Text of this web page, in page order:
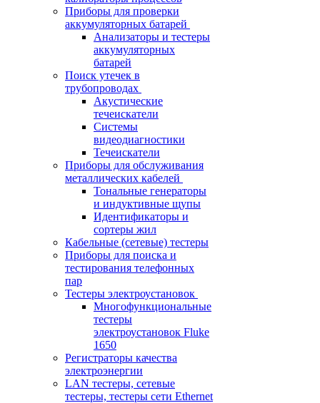
Приборы для проверки
аккумуляторных батарей
Анализаторы и тестеры
аккумуляторных
батарей
Поиск утечек в
трубопроводах
Акустические
течеискатели
Системы
видеодиагностики
Течеискатели
Приборы для обслуживания
металлических кабелей
Тональные генераторы
и индуктивные щупы
Идентификаторы и
сортеры жил
Кабельные (сетевые) тестеры
Приборы для поиска и
тестирования телефонных
пар
Тестеры электроустановок
Многофункциональные
тестеры
электроустановок Fluke
1650
Регистраторы качества
электроэнергии
LAN тестеры, сетевые
тестеры, тестеры сети Ethernet